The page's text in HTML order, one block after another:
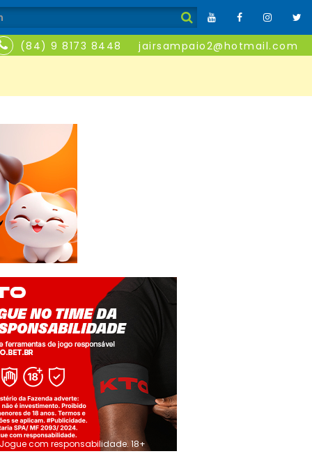
(84) 9 8173 8448 jairsampaio2@hotmail.com
Jogue com responsabilidade. 18+